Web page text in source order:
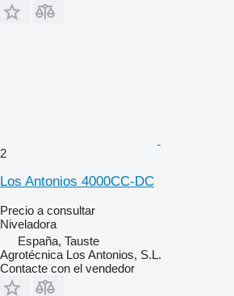
2
Los Antonios 4000CC-DC
Precio a consultar
Niveladora
España, Tauste
Agrotécnica Los Antonios, S.L.
Contacte con el vendedor